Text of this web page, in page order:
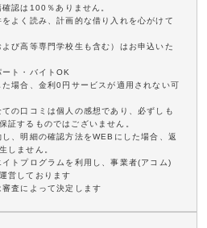
認は100％ありません。
よく読み、計画的な借り入れを心がけて
び高等専門学校生も含む）はお申込いた
ト・バイトOK
場合、金利0円サービスが適用されない可
の口コミは個人の感想であり、必ずしも
証するものではございません。
、明細の確認方法をWEBにした場合、返
しません。
トプログラムを利用し、事業者(アコム)
営しております
査によって決定します